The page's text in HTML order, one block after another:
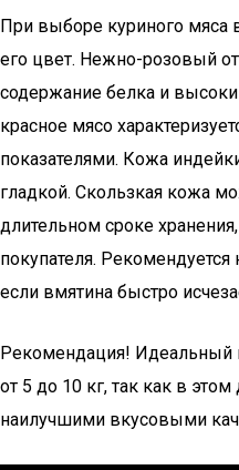
При выборе куриного мяса
его цвет. Нежно-розовый
содержание белка и
красное мясо
показателями. Кожа
гладкой. Скользкая кожа
длительном сроке
покупателя.
если вмятина быстро
Рекомендация! Идеальный
от 5 до 10 кг, так как в
наилучшими вкусовыми